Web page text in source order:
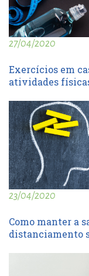
27/04/2020
Exercícios em
atividades
23/04/2020
Como manter a
distanciamento